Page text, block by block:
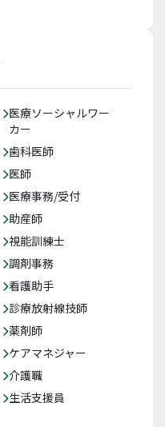
医療ソーシャルワー
カー
歯科医師
医師
医療事務/受付
助産師
視能訓練士
調剤事務
看護助手
診療放射線技師
薬剤師
ケアマネジャー
介護職
生活支援員